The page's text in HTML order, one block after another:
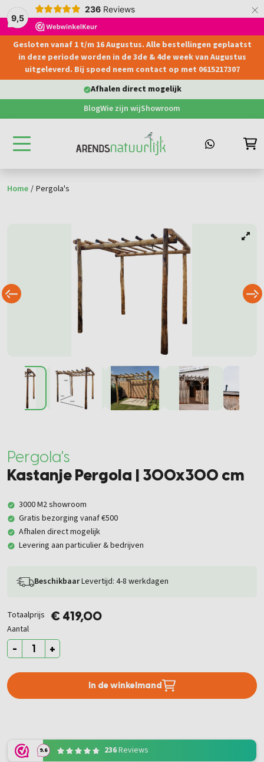
9,5
236 Reviews ×
Gesloten vanaf 1 t/m 16 Augustus. Alle bestellingen geplaatst
in deze periode worden in de 3de & 4de week van Augustus
uitgeleverd. Bij spoed neem contact op met 0615217307
Afhalen direct mogelijk
BlogWie zijn wijShowroom
Home / Pergola's
Pergola's
Kastanje Pergola | 300x300 cm
3000 M2 showroom
Gratis bezorging vanaf €500
Afhalen direct mogelijk
Levering aan particulier & bedrijven
BeschikbaarLevertijd: 4-8 werkdagen
Totaalprijs € 419,00
Aantal
- +
In de winkelmand
9.6 236Reviews